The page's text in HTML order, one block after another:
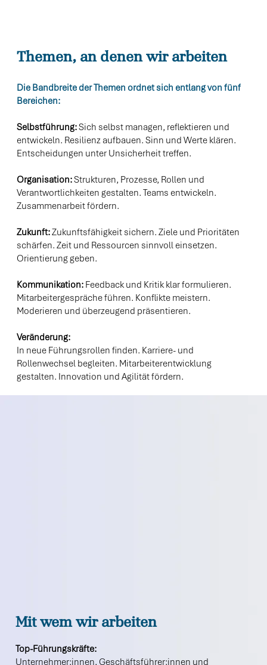
Themen, an denen wir arbeiten
Die Bandbreite der Themen ordnet sich entlang von fünf
Bereichen:
Selbstführung:Sich selbst managen, reflektieren und
entwickeln. Resilienz aufbauen. Sinn und Werte klären.
Entscheidungen unter Unsicherheit treffen.
Organisation:Strukturen, Prozesse, Rollen und
Verantwortlichkeiten gestalten. Teams entwickeln.
Zusammenarbeit fördern.
Zukunft:Zukunftsfähigkeit sichern. Ziele und Prioritäten
schärfen. Zeit und Ressourcen sinnvoll einsetzen.
Orientierung geben.
Kommunikation: Feedback und Kritik klar formulieren.
Mitarbeitergespräche führen. Konflikte meistern.
Moderieren und überzeugend präsentieren.
Veränderung:
In neue Führungsrollen finden. Karriere- und
Rollenwechsel begleiten. Mitarbeiterentwicklung
gestalten. Innovation und Agilität fördern.
Mit wem wir arbeiten
Top-Führungskräfte:
Unternehmer:innen, Geschäftsführer:innen und